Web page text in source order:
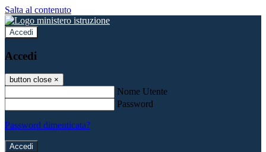
Salta al contenuto
Accedi
Accedi
button close ×
Nome Utente
Password
Password dimenticata?